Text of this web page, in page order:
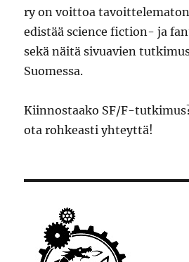
ry on voittoa
edistää science fiction- ja
sekä näitä sivuavien
Suomessa.
Kiinnostaako SF/F-
ota rohkeasti yhteyttä!